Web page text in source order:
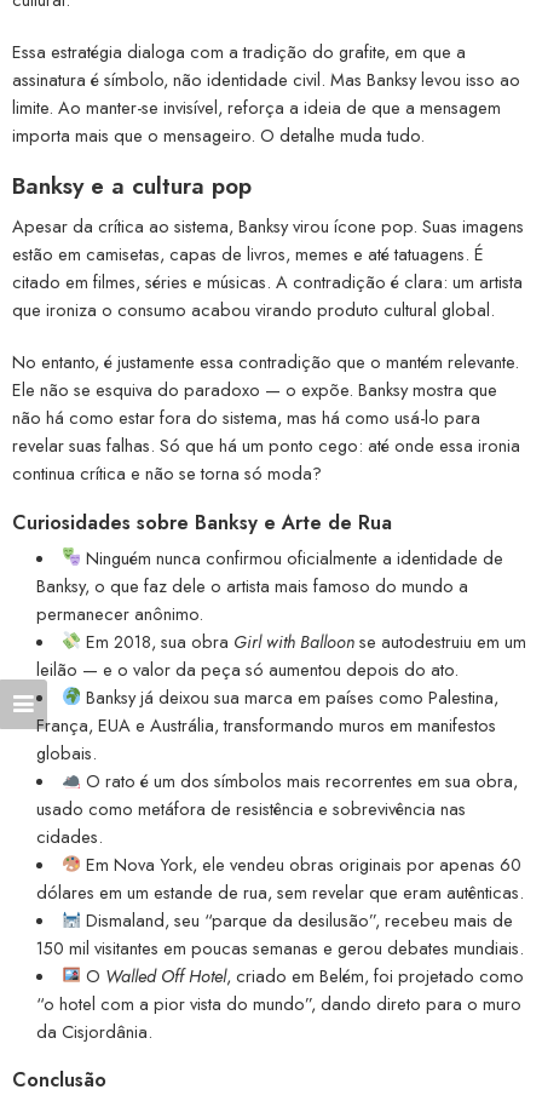
Essa estratégia dialoga com a tradição do grafite, em que a
assinatura é símbolo, não identidade civil. Mas Banksy levou isso ao
limite. Ao manter-se invisível, reforça a ideia de que a mensagem
importa mais que o mensageiro. O detalhe muda tudo.
Banksy e a cultura pop
Apesar da crítica ao sistema, Banksy virou ícone pop. Suas imagens
estão em camisetas, capas de livros, memes e até tatuagens. É
citado em filmes, séries e músicas. A contradição é clara: um artista
que ironiza o consumo acabou virando produto cultural global.
No entanto, é justamente essa contradição que o mantém relevante.
Ele não se esquiva do paradoxo — o expõe. Banksy mostra que
não há como estar fora do sistema, mas há como usá-lo para
revelar suas falhas. Só que há um ponto cego: até onde essa ironia
continua crítica e não se torna só moda?
Curiosidades sobre Banksy e Arte de Rua
Ninguém nunca confirmou oficialmente a identidade de
Banksy, o que faz dele o artista mais famoso do mundo a
permanecer anônimo.
Em 2018, sua obra Girl with Balloonse autodestruiu em um
leilão — e o valor da peça só aumentou depois do ato.
Banksy já deixou sua marca em países como Palestina,
França, EUA e Austrália, transformando muros em manifestos
globais.
O rato é um dos símbolos mais recorrentes em sua obra,
usado como metáfora de resistência e sobrevivência nas
cidades.
Em Nova York, ele vendeu obras originais por apenas 60
dólares em um estande de rua, sem revelar que eram autênticas.
Dismaland, seu “parque da desilusão”, recebeu mais de
150 mil visitantes em poucas semanas e gerou debates mundiais.
O Walled Off Hotel, criado em Belém, foi projetado como
“o hotel com a pior vista do mundo”, dando direto para o muro
da Cisjordânia.
Conclusão